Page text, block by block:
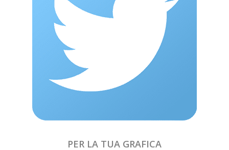
PER LA TUA GRAFICA